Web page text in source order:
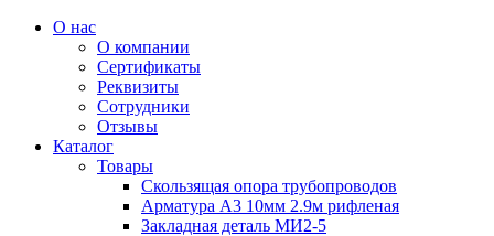
О нас
О компании
Сертификаты
Реквизиты
Сотрудники
Отзывы
Каталог
Товары
Скользящая опора трубопроводов
Арматура А3 10мм 2.9м рифленая
Закладная деталь МИ2-5